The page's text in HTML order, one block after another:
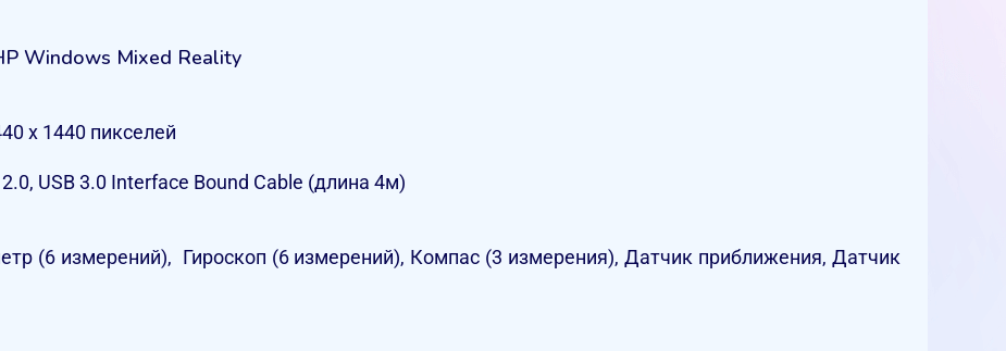
Windows Mixed Reality
x 1440 пикселей
USB 3.0 Interface Bound Cable (длина 4м)
(6 измерений), Гироскоп (6 измерений), Компас (3 измерения), Датчик приближения, Датчик